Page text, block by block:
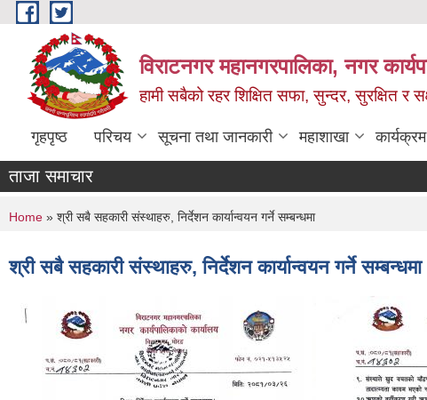
Skip to main content
विराटनगर महानगरपालिका, नगर
हामी सबैको रहर शिक्षित सफा, सुन्दर, सुरक्षित र
गृहपृष्ठ परिचय सूचना तथा जानकारी महाशाखा
ताजा समाचार
You are here
Home » श्री सबै सहकारी संस्थाहरु, निर्देशन कार्यान्वयन गर्ने सम्बन्धमा
श्री सबै सहकारी संस्थाहरु, निर्देशन कार्यान्वयन गर्ने सम्बन्धमा